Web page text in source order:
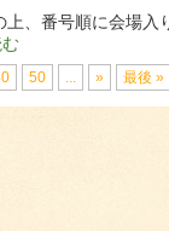
、番号順に会場入
50 ... » 最後 »